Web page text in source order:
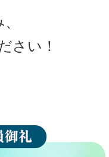
さい！